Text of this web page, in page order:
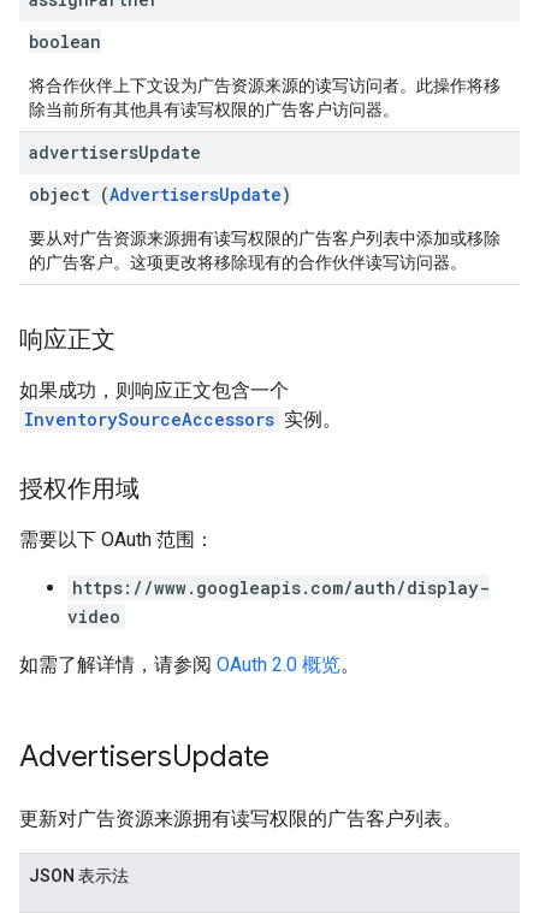
boolean
将合作伙伴上下文设为广告资源来源的读写访问者。此操作将移
除当前所有其他具有读写权限的广告客户访问器。
advertisersUpdate
object (AdvertisersUpdate)
要从对广告资源来源拥有读写权限的广告客户列表中添加或移除
的广告客户。这项更改将移除现有的合作伙伴读写访问器。
响应正文
如果成功，则响应正文包含一个
InventorySourceAccessors 实例。
授权作用域
需要以下 OAuth 范围：
https://www.googleapis.com/auth/display-
video
如需了解详情，请参阅 OAuth 2.0 概览。
AdvertisersUpdate
更新对广告资源来源拥有读写权限的广告客户列表。
JSON 表示法